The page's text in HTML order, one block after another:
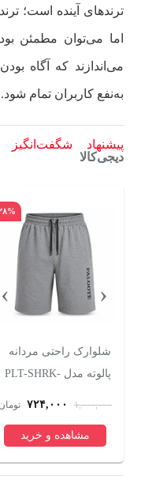
ترندهای آینده است؛
اما می‌توان مطمئن
می‌اندازند که آگاه
به‌نفع کاربران تمام شود.
پیشنهاد شگفت‌انگیز
دیجی‌کالا
شلوارک راحتی مردانه
پالوته مدل PLT-SHRK-
۱,۰۰۰,۰۰۰ ۷۲۴,۰۰۰ تومان
مشاهده و خرید
‹
›